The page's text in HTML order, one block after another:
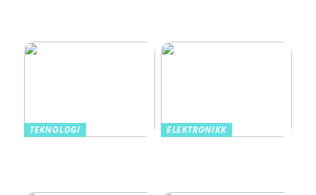
TEKNOLOGI
ELEKTRONIKK